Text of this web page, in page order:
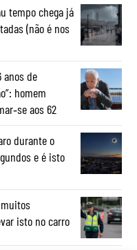
tempo chega já
(não é nos
anos de
homem
aos 62
durante o
e é isto
isto no carro